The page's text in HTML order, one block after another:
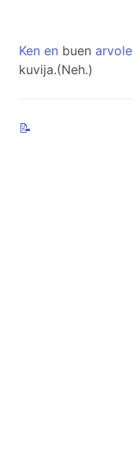
Ken en buen arvole
kuvija.(Neh.)
📝